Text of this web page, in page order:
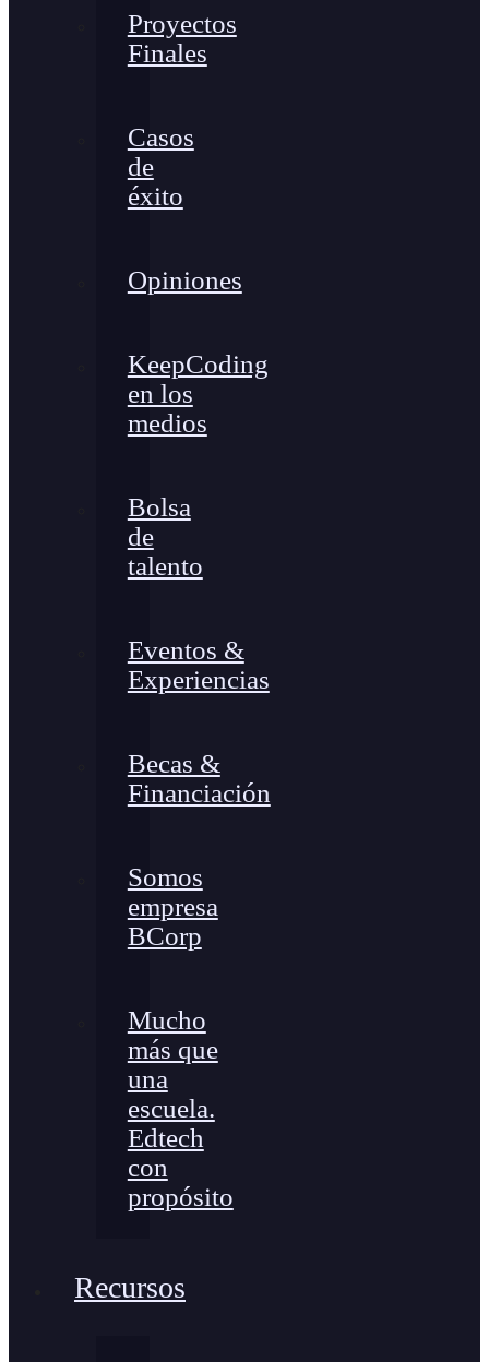
Proyectos
Finales
Casos
de
éxito
Opiniones
KeepCoding
en los
medios
Bolsa
de
talento
Eventos &
Experiencias
Becas &
Financiación
Somos
empresa
BCorp
Mucho
más que
una
escuela.
Edtech
con
propósito
Recursos